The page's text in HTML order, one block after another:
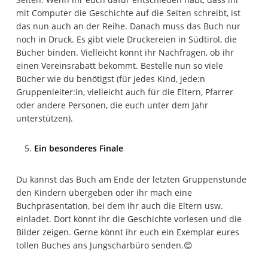
mit Computer die Geschichte auf die Seiten schreibt, ist
das nun auch an der Reihe. Danach muss das Buch nur
noch in Druck. Es gibt viele Druckereien in Südtirol, die
Bücher binden. Vielleicht könnt ihr Nachfragen, ob ihr
einen Vereinsrabatt bekommt. Bestelle nun so viele
Bücher wie du benötigst (für jedes Kind, jede:n
Gruppenleiter:in, vielleicht auch für die Eltern, Pfarrer
oder andere Personen, die euch unter dem Jahr
unterstützen).
Ein besonderes Finale
Du kannst das Buch am Ende der letzten Gruppenstunde
den Kindern übergeben oder ihr mach eine
Buchpräsentation, bei dem ihr auch die Eltern usw.
einladet. Dort könnt ihr die Geschichte vorlesen und die
Bilder zeigen. Gerne könnt ihr euch ein Exemplar eures
tollen Buches ans Jungscharbüro senden.😊